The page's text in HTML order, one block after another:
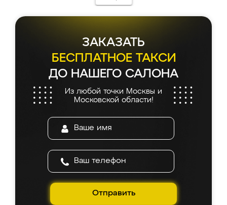
каких-либо доработок. Качеством осталась
довольна, все выглядит так, как и ожидала.
ЗАКАЗАТЬ
БЕСПЛАТНОЕ ТАКСИ
ДО НАШЕГО САЛОНА
Из любой точки Москвы и
Московской области!
Отправить